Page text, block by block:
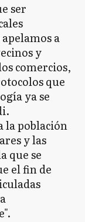
ser
a
y
comercios,
que
ya se
la población
y las
que se
el fin de